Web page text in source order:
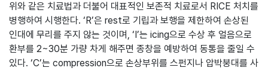
위와 같은 치료법과 더불어 대표적인 보존적 치료로서 RICE 처치를
병행하여 시행한다. ‘R’은 rest로 기립과 보행을 제한하여 손상된
인대에 무리를 주지 않는 것이며, ‘I’는 icing으로 수상 후 얼음으로
환부를 2~30분 가량 차게 해주면 종창을 예방하여 동통을 줄일 수
있다. ‘C’는 compression으로 손상부위를 스펀지나 압박붕대를 사